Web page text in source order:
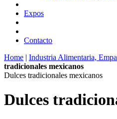
Expos
Contacto
Home | Industria Alimentaria,
tradicionales mexicanos
Dulces tradicionales mexicanos
Dulces